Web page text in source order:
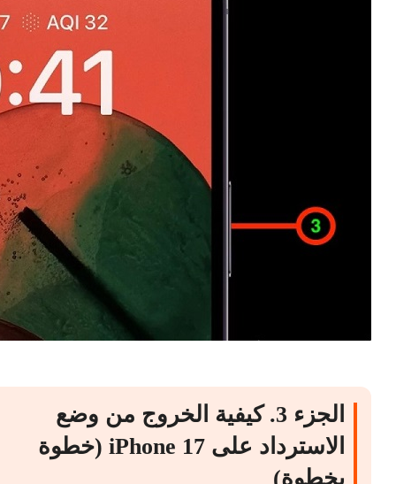
الجزء 3. كيفية الخروج من وضع
الاسترداد على iPhone 17 (خطوة
بخطوة)